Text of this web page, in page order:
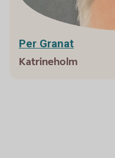
Per Granat
Katrineholm